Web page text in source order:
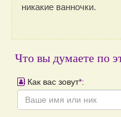
никакие ванночки.
Что вы думаете по
Как вас зовут*: